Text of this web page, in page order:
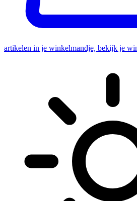
artikelen in je winkelmandje, bekijk je